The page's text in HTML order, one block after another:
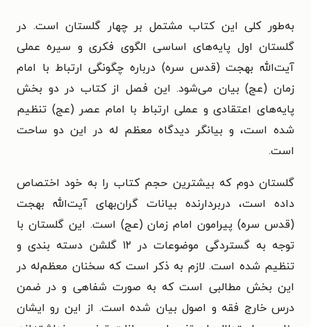
به‌طور کلی این کتاب مشتمل بر چهار گلستان است. در
گلستان اول پایه‌های اساسی الگوی فکری و سیره عملی
آیت‌الله بهجت (قدس سره) درباره چگونگی ارتباط با امام
زمان (عج) بیان می‌شود. این فصل از کتاب در دو بخش
پایه‌های اعتقادی و عملی ارتباط با امام عصر (عج) تنظیم
شده است، و بیانگر دیدگاه معظم له در این دو ساحت
است.
گلستان دوم که بیشترین حجم کتاب را به خود اختصاص
داده است، دربردارنده بیانات گران‌بهای آیت‌الله بهجت
(قدس سره) پیرامون امام زمان (عج) است. این گلستان با
توجه به گستردگی موضوعات در ۱۲ گلشن دسته بندی و
تنظیم شده است. لازم به ذکر است که سخنان معظم‌له در
این بخش مطالبی است که به صورت شفاهی و در ضمن
درس خارج فقه و اصول بیان شده است. از این رو ایشان